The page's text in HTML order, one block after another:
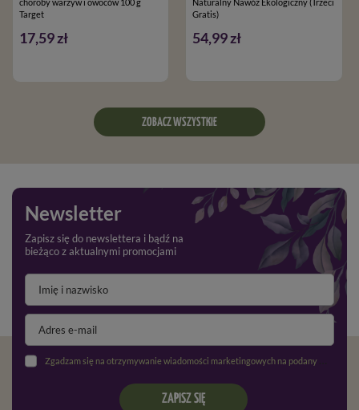
choroby warzyw i owoców 100 g
Target
17,59 zł
Naturalny Nawóz Ekologiczny (Trzeci
Gratis)
54,99 zł
ZOBACZ WSZYSTKIE
Newsletter
Zapisz się do newslettera i bądź na
bieżąco z aktualnymi promocjami
Zgadzam się na otrzymywanie wiadomości marketingowych na podany adres e-mail oraz przetwarzanie danych osobowych zgodnie z
ZAPISZ SIĘ